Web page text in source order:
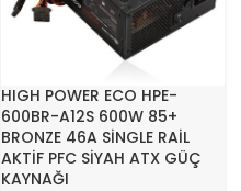
HIGH POWER ECO HPE-
600BR-A12S 600W 85+
BRONZE 46A SİNGLE RAİL
AKTİF PFC SİYAH ATX GÜÇ
KAYNAĞI